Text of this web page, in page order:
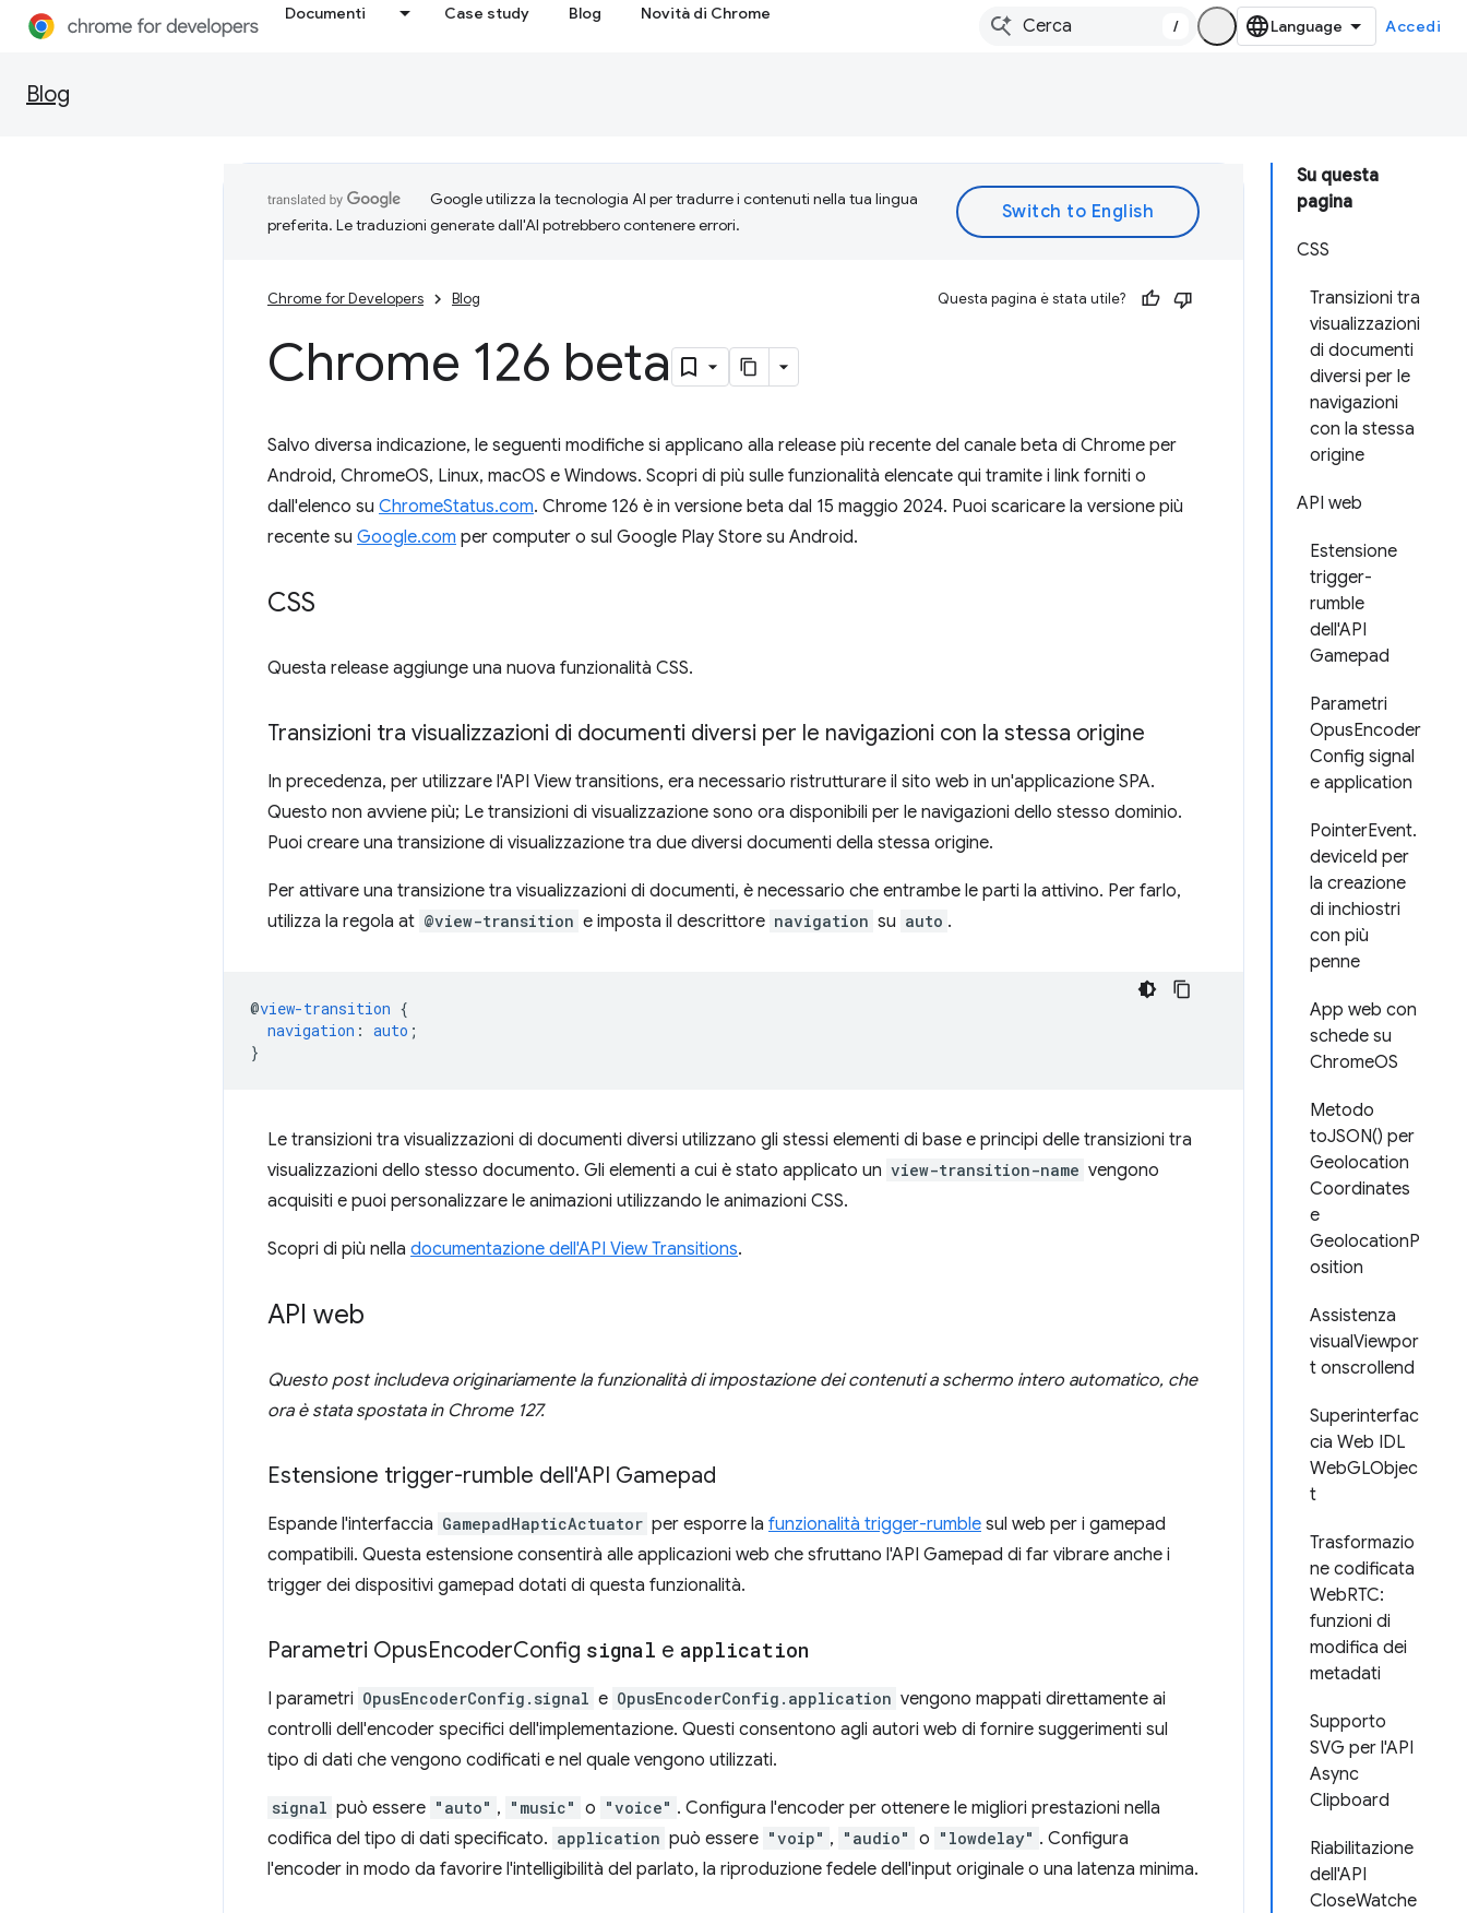
Documenti Case study Blog Novità di Chrome
/ Accedi
Blog
Su questa
pagina
CSS
Transizioni tra
visualizzazioni
di documenti
diversi per le
navigazioni
con la stessa
origine
API web
Estensione
trigger-
rumble
dell'API
Gamepad
Parametri
OpusEncoder
Config signal
e application
PointerEvent.
deviceId per
la creazione
di inchiostri
con più
penne
App web con
schede su
ChromeOS
Metodo
toJSON() per
Geolocation
Coordinates
e
GeolocationP
osition
Assistenza
visualViewpor
t onscrollend
Superinterfac
cia Web IDL
WebGLObjec
t
Trasformazio
ne codificata
WebRTC:
funzioni di
modifica dei
metadati
Supporto
SVG per l'API
Async
Clipboard
Riabilitazione
dell'API
CloseWatche
Google utilizza la tecnologia AI per tradurre i contenuti nella tua lingua
preferita. Le traduzioni generate dall'AI potrebbero contenere errori.
Chrome for Developers Blog Questa pagina è stata utile?
Chrome 126 beta
Salvo diversa indicazione, le seguenti modifiche si applicano alla release più recente del canale beta di Chrome per
Android, ChromeOS, Linux, macOS e Windows. Scopri di più sulle funzionalità elencate qui tramite i link forniti o
dall'elenco su ChromeStatus.com. Chrome 126 è in versione beta dal 15 maggio 2024. Puoi scaricare la versione più
recente su Google.com per computer o sul Google Play Store su Android.
CSS
Questa release aggiunge una nuova funzionalità CSS.
Transizioni tra visualizzazioni di documenti diversi per le navigazioni con la stessa origine
In precedenza, per utilizzare l'API View transitions, era necessario ristrutturare il sito web in un'applicazione SPA.
Questo non avviene più; Le transizioni di visualizzazione sono ora disponibili per le navigazioni dello stesso dominio.
Puoi creare una transizione di visualizzazione tra due diversi documenti della stessa origine.
Per attivare una transizione tra visualizzazioni di documenti, è necessario che entrambe le parti la attivino. Per farlo,
utilizza la regola at @view-transition e imposta il descrittore navigation su auto .
@view-transition {
navigation : auto ;
}
Le transizioni tra visualizzazioni di documenti diversi utilizzano gli stessi elementi di base e principi delle transizioni tra
visualizzazioni dello stesso documento. Gli elementi a cui è stato applicato un view-transition-name vengono
acquisiti e puoi personalizzare le animazioni utilizzando le animazioni CSS.
Scopri di più nella documentazione dell'API View Transitions.
API web
Questo post includeva originariamente la funzionalità di impostazione dei contenuti a schermo intero automatico, che
ora è stata spostata in Chrome 127.
Estensione trigger-rumble dell'API Gamepad
Espande l'interfaccia GamepadHapticActuator per esporre la funzionalità trigger-rumble sul web per i gamepad
compatibili. Questa estensione consentirà alle applicazioni web che sfruttano l'API Gamepad di far vibrare anche i
trigger dei dispositivi gamepad dotati di questa funzionalità.
Parametri OpusEncoderConfig signal e application
I parametri OpusEncoderConfig.signal e OpusEncoderConfig.application vengono mappati direttamente ai
controlli dell'encoder specifici dell'implementazione. Questi consentono agli autori web di fornire suggerimenti sul
tipo di dati che vengono codificati e nel quale vengono utilizzati.
signal può essere "auto" , "music" o "voice" . Configura l'encoder per ottenere le migliori prestazioni nella
codifica del tipo di dati specificato. application può essere "voip" , "audio" o "lowdelay" . Configura
l'encoder in modo da favorire l'intelligibilità del parlato, la riproduzione fedele dell'input originale o una latenza minima.